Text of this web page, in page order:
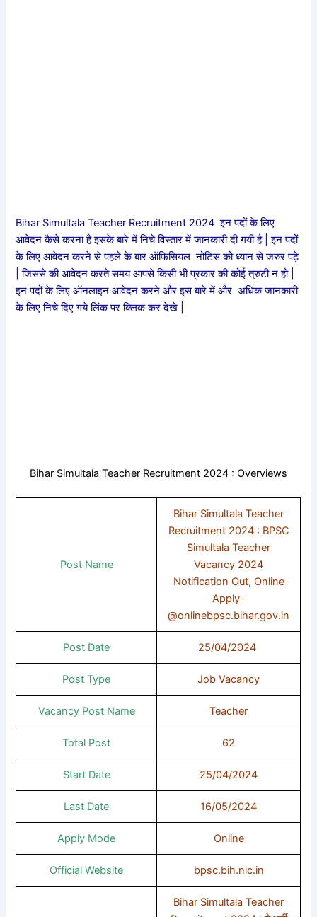
Bihar Simultala Teacher Recruitment 2024 इन पदों के लिए
आवेदन कैसे करना है इसके बारे में निचे विस्तार में जानकारी दी गयी है | इन पदों
के लिए आवेदन करने से पहले के बार ऑफिसियल नोटिस को ध्यान से जरुर पढ़े
| जिससे की आवेदन करते समय आपसे किसी भी प्रकार की कोई त्रुटी न हो |
इन पदों के लिए ऑनलाइन आवेदन करने और इस बारे में और अधिक जानकारी
के लिए निचे दिए गये लिंक पर क्लिक कर देखे |
Bihar Simultala Teacher Recruitment 2024 : Overviews
Post Name
Bihar Simultala Teacher
Recruitment 2024 : BPSC
Simultala Teacher
Vacancy 2024
Notification Out, Online
Apply-
@onlinebpsc.bihar.gov.in
Post Date 25/04/2024
Post Type Job Vacancy
Vacancy Post Name Teacher
Total Post 62
Start Date 25/04/2024
Last Date 16/05/2024
Apply Mode Online
Official Website bpsc.bih.nic.in
Bihar Simultala Teacher